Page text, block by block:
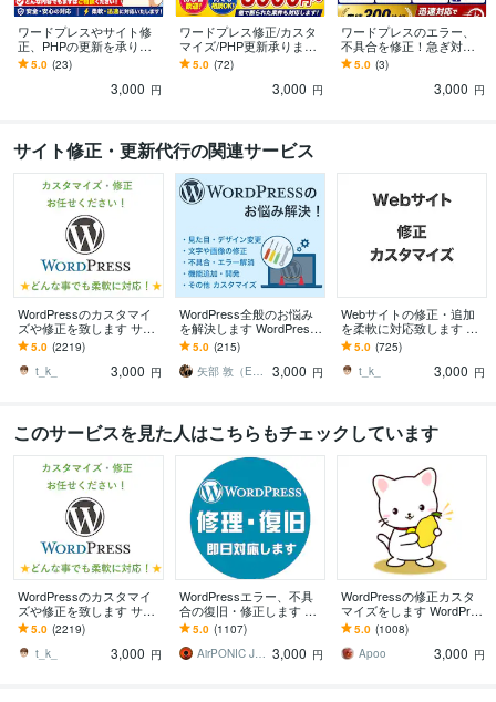
ワードプレスやサイト修
正、PHPの更新を承りま
す Wordpressの更新や改
修、プラグインやPHPの
5.0 (23)
3,000 円
ワードプレス修正/カスタ
マイズ/PHP更新承ります
安全安心にテスト環境作
成！PHP7から8への対応
5.0 (72)
3,000 円
ワードプレスのエラー、
不具合を修正！急ぎ対応
します 各種不具合、真っ
白・崩れ・エラー修正等
なんでもお任せください
5.0 (3)
3,000 円
サイト修正・更新代行の関連サービス
WordPressのカスタマイ
ズや修正を致します サイ
トのカスタマイズ・レイ
アウト変更致します
5.0 (2219)
t_k_
3,000 円
WordPress全般のお悩み
を解決します WordPress
の修正、カスタマイズ、
問題解決などお任せ！
5.0 (215)
矢部 敦（Edel Hearts）
3,000 円
Webサイトの修正・追加
を柔軟に対応致します 静
的サイトや外部プラット
フォームなどの修正をお
手伝いします。
5.0 (725)
t_k_
3,000 円
このサービスを見た人はこちらもチェックしています
WordPressのカスタマイ
ズや修正を致します サイ
トのカスタマイズ・レイ
アウト変更致します
5.0 (2219)
t_k_
3,000 円
WordPressエラー、不具
合の復旧・修正します ワ
ードプレスログイン、マ
ルウェア、サイトエラー
改善を即日対応
5.0 (1107)
AirPONIC JOHN（ジョン） 3,000 円
WordPressの修正カスタ
マイズをします WordPres
sのカスタマイズ・修正お
手伝い！
5.0 (1008)
Apoo
3,000 円